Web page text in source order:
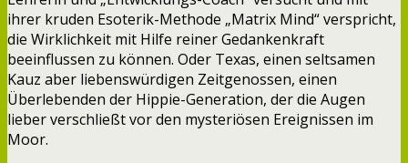
ihrer kruden Esoterik-Methode „Matrix Mind“ verspricht,
die Wirklichkeit mit Hilfe reiner Gedankenkraft
beeinflussen zu können. Oder Texas, einen seltsamen
Kauz aber liebenswürdigen Zeitgenossen, einen
Überlebenden der Hippie-Generation, der die Augen
lieber verschließt vor den mysteriösen Ereignissen im
Moor.